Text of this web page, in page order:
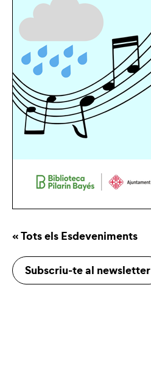
« Tots els Esdeveniments
Subscriu-te al newsletter